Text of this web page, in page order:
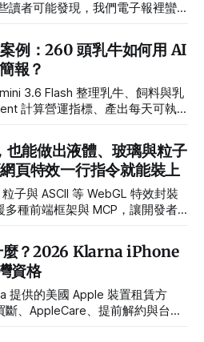
AI 使用調查，有些是在講企業採
AI 的階段分佈。我們認為這些
，這些研究也同時在協助我梳理
，也檢視我自己在使用 AI 的盲
題目對職場情境來說有點太無聊
工具、AI 有沒有讓你的工作效率提
，好像全世界的人都活在同一個
XD 這次的 AI 使用習
你看到題目會愣一下、然後真的
。比如：如果發現職能表現很強的
成果，你會是什麼感受？或是，
例：260 頭乳牛如何用 AI
報？
3.6 Flash 整理乳牛、飼料與乳
計算營運指標、產出每天可執
能做出液體、玻璃與粒子
頁特效一行指令就能裝上
子與 ASCII 等 WebGL 特效封裝
種前端框架與 MCP，讓開發者
？2026 Klarna iPhone
資格
提供的美國 Apple 裝置租賃方
、AppleCare、提前解約與台灣